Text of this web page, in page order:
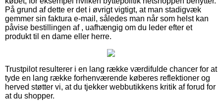
På grund af dette er det i øvrigt vigtigt, at man stadigvæk
gemmer sin faktura e-mail, således man når som helst kan
påvise bestillingen af , uafhængig om du leder efter et
produkt til en dame eller herre.
Trustpilot resulterer i en lang række værdifulde chancer for at
tyde en lang række forhenværende køberes reflektioner og
herved støtter vi, at du tjekker webbutikkens kritik af forud for
at du shopper.